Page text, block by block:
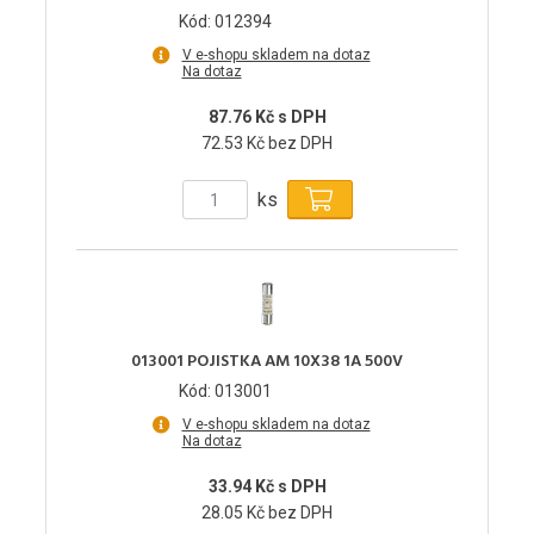
Kód: 012394
V e-shopu skladem na dotaz
Na dotaz
87.76 Kč s DPH
72.53 Kč bez DPH
ks
013001 POJISTKA AM 10X38 1A 500V
Kód: 013001
V e-shopu skladem na dotaz
Na dotaz
33.94 Kč s DPH
28.05 Kč bez DPH